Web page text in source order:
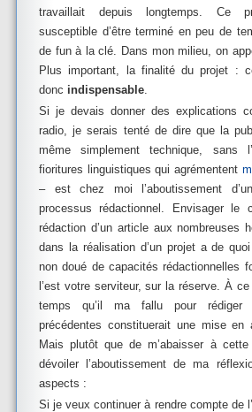
travaillait depuis longtemps. Ce
susceptible d’être terminé en peu de
de fun à la clé. Dans mon milieu, on
Plus important, la finalité du projet :
donc indispensable.
Si je devais donner des explications
radio, je serais tenté de dire que la
même simplement technique, sans
fioritures linguistiques qui agrémentent
– est chez moi l’aboutissement
processus rédactionnel. Envisager le
rédaction d’un article aux nombreuses
dans la réalisation d’un projet a de
non doué de capacités rédactionnelles
l’est votre serviteur, sur la réserve. À
temps qu’il ma fallu pour rédiger
précédentes constituerait une mise en
Mais plutôt que de m’abaisser à
dévoiler l’aboutissement de ma
aspects :
Si je veux continuer à rendre compte de